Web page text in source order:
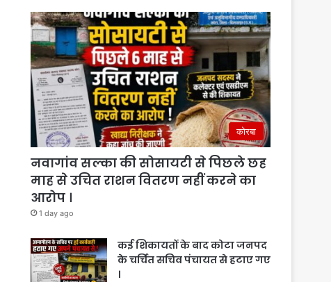
कोरबा
नवागांव सल्का की सोसायटी से पिछले छह
माह से उचित राशन वितरण नहीं करने का
आरोप ।
1 day ago
कई शिकायतों के बाद कोटा जनपद
के चर्चित सचिव पंचायत से हटाए गए
।